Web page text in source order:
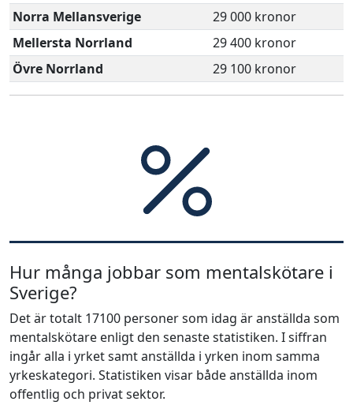
Norra Mellansverige
29 000 kronor
Mellersta Norrland
29 400 kronor
Övre Norrland
29 100 kronor
Hur många jobbar som mentalskötare i
Sverige?
Det är totalt 17100 personer som idag är anställda som
mentalskötare enligt den senaste statistiken. I siffran
ingår alla i yrket samt anställda i yrken inom samma
yrkeskategori. Statistiken visar både anställda inom
offentlig och privat sektor.